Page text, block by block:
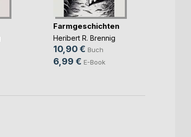
Farmgeschichten
Heribert R. Brennig
10,90 € Buch
6,99 € E-Book